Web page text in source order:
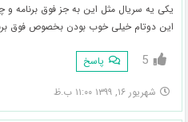
یکی یه سریال مثل این به جز فوق برنامه
این دوتام خیلی خوب بودن بخصوص فوق
5 پاسخ
شهریور ۱۶, ۱۳۹۹ ۱۱:۰۰ ب.ظ